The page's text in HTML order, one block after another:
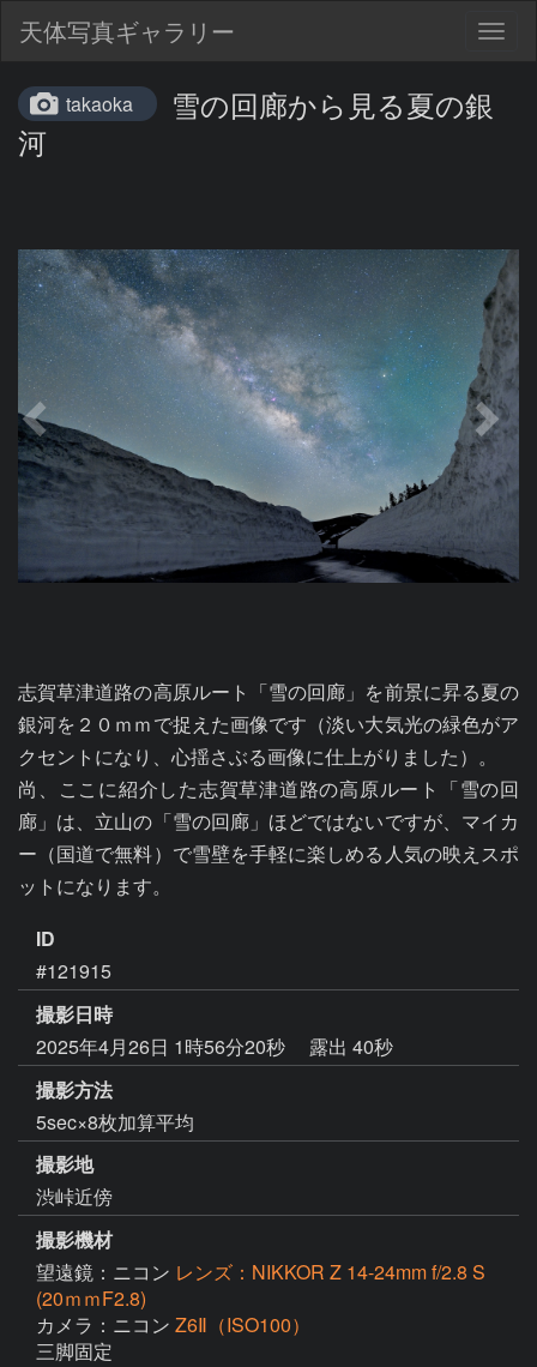
天体写真ギャラリー
takaoka
雪の回廊から見る夏の銀
河
志賀草津道路の高原ルート「雪の回廊」を前景に昇る夏の
銀河を２０ｍｍで捉えた画像です（淡い大気光の緑色がア
クセントになり、心揺さぶる画像に仕上がりました）。
尚、ここに紹介した志賀草津道路の高原ルート「雪の回
廊」は、立山の「雪の回廊」ほどではないですが、マイカ
ー（国道で無料）で雪壁を手軽に楽しめる人気の映えスポ
ID
#121915
撮影日時
2025年4月26日 1時56分20秒
露出 40秒
撮影方法
5sec×8枚加算平均
撮影地
渋峠近傍
撮影機材
望遠鏡：ニコン レンズ：NIKKOR Z 14-24mm f/2.8 S
(20ｍｍF2.8)
カメラ：ニコン Z6Ⅱ（ISO100）
三脚固定